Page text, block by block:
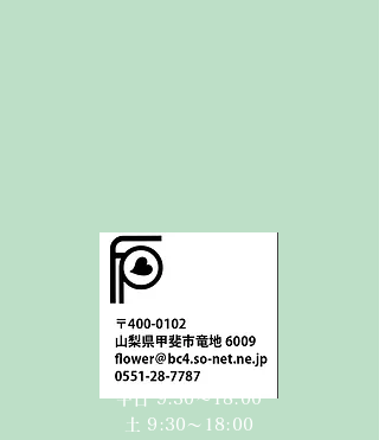
平日 9:30〜18:00
​​土 9:30〜18:00​